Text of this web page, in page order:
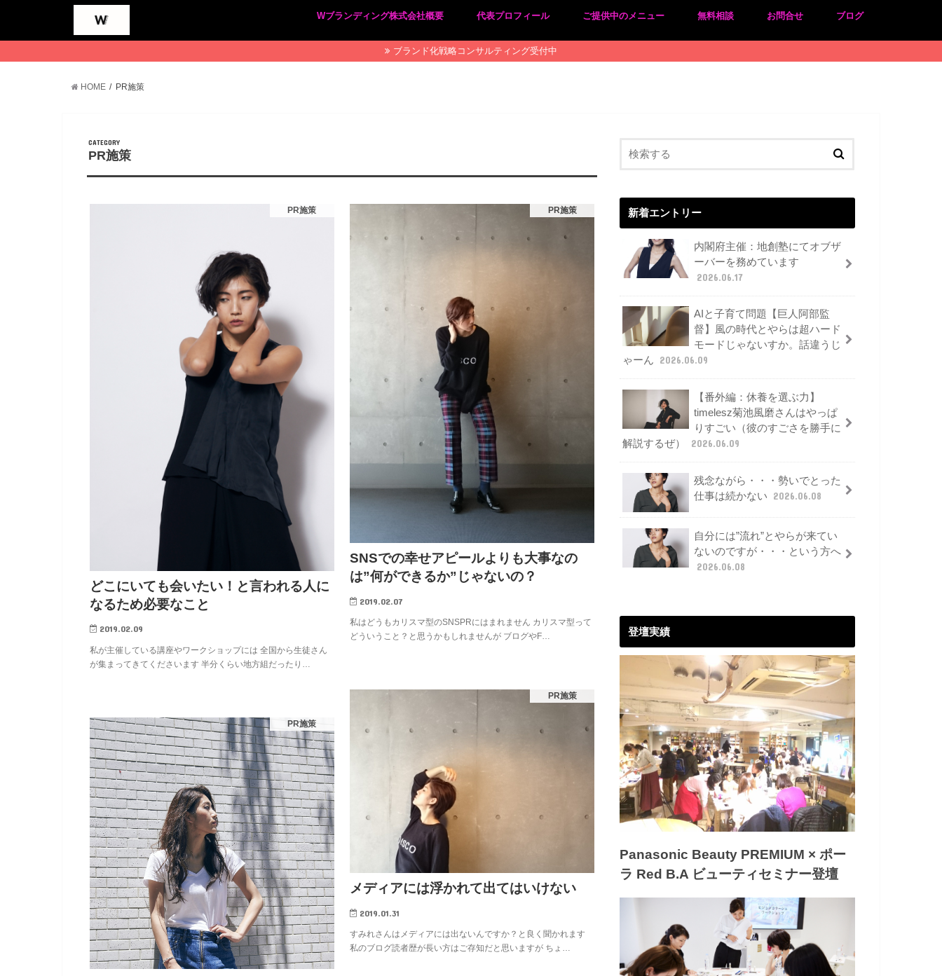
Wブランディング株式会社概要
プライバシーポリシー
特定商取引法に基づく表記
代表プロフィール ご提供中のメニュー 無料相談 お問合せ ブログ
ブランド化戦略コンサルティング受付中
HOME PR施策
CATEGORY
PR施策
PR施策
どこにいても会いたい！と言われる人に
なるため必要なこと
2019.02.09
私が主催している講座やワークショップには 全国から生徒さん
が集まってきてくださいます 半分くらい地方組だったり…
PR施策
SNSでの幸せアピールよりも大事なの
は”何ができるか”じゃないの？
2019.02.07
私はどうもカリスマ型のSNSPRにはまれません カリスマ型って
どういうこと？と思うかもしれませんが ブログやF…
PR施策
メディアには浮かれて出てはいけない
2019.01.31
すみれさんはメディアには出ないんですか？と良く聞かれます
私のブログ読者歴が長い方はご存知だと思いますが ちょ…
PR施策
新着エントリー
内閣府主催：地創塾にてオブザ
ーバーを務めています
2026.06.17
AIと子育て問題【巨人阿部監
督】風の時代とやらは超ハード
モードじゃないすか。話違うじ
ゃーん
2026.06.09
【番外編：休養を選ぶ力】
timelesz菊池風磨さんはやっぱ
りすごい（彼のすごさを勝手に
解説するぜ）
2026.06.09
残念ながら・・・勢いでとった
仕事は続かない
2026.06.08
自分には”流れ”とやらが来てい
ないのですが・・・という方へ
2026.06.08
登壇実績
Panasonic Beauty PREMIUM × ポー
ラ Red B.A ビューティセミナー登壇